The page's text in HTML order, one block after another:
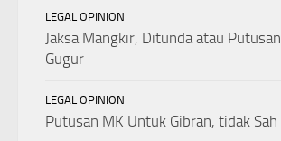
LEGAL OPINION
Jaksa Mangkir, Ditunda atau Putusan
Gugur
LEGAL OPINION
Putusan MK Untuk Gibran, tidak Sah